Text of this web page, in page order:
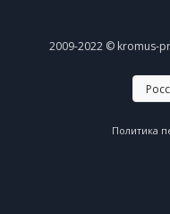
2009-2022 © kromus-
Политика